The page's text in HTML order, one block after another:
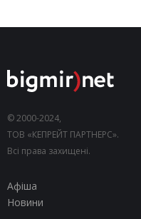
© 2000-2024,
ТОВ «КЕПРЕЙТ ПАРТНЕРС».
Всі права захищені.
Афіша
Новини